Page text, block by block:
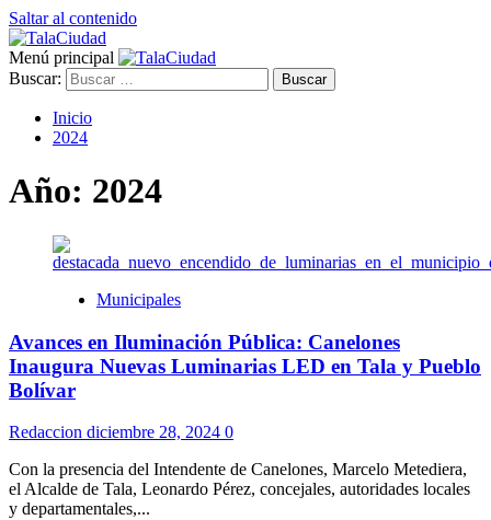
Saltar al contenido
Menú principal
Buscar:
Inicio
2024
Año: 2024
Municipales
Avances en Iluminación Pública: Canelones
Inaugura Nuevas Luminarias LED en Tala y Pueblo
Bolívar
Redaccion diciembre 28, 2024 0
Con la presencia del Intendente de Canelones, Marcelo Metediera,
el Alcalde de Tala, Leonardo Pérez, concejales, autoridades locales
y departamentales,...